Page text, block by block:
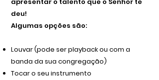
deu!
Algumas opções são:
Louvar (pode ser playback ou com a
banda da sua congregação)
Tocar o seu instrumento